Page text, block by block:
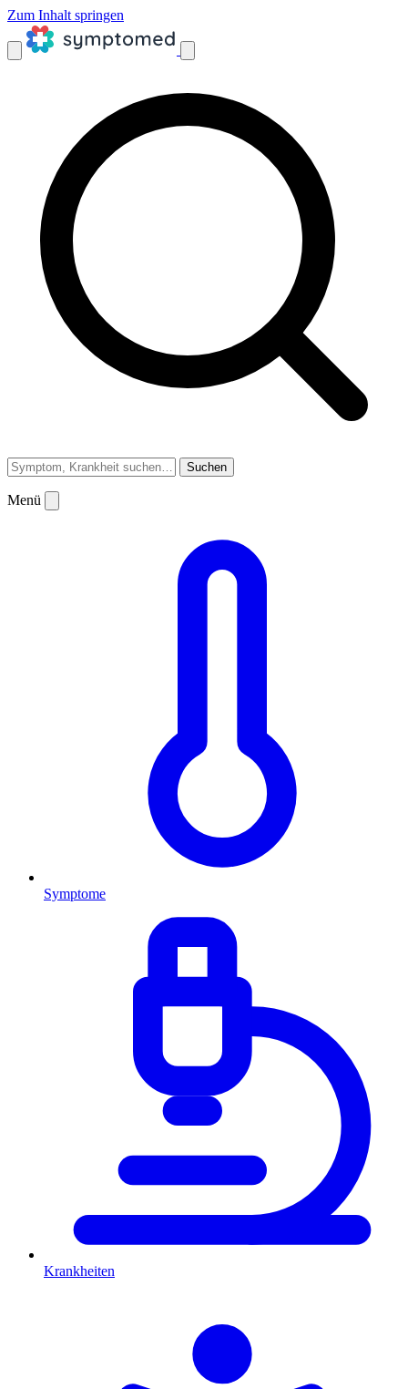
Zum Inhalt springen
Suchen
Menü
Symptome
Krankheiten